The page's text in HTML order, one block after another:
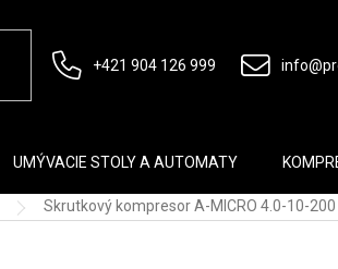
+421 904 126 999
UMÝVACIE STOLY A AUTOMATY
Skrutkový kompresor A-MICRO 4.0-10-200